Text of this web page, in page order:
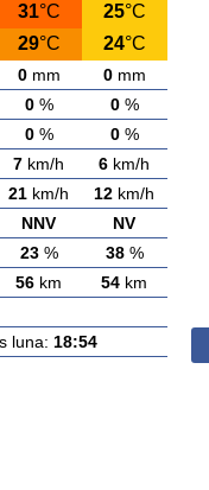
31°C 25°C
29°C 24°C
0mm 0mm
0% 0%
0% 0%
7 km/h 6 km/h
21 km/h 12 km/h
NNV NV
23% 38%
56 km 54 km
18:54